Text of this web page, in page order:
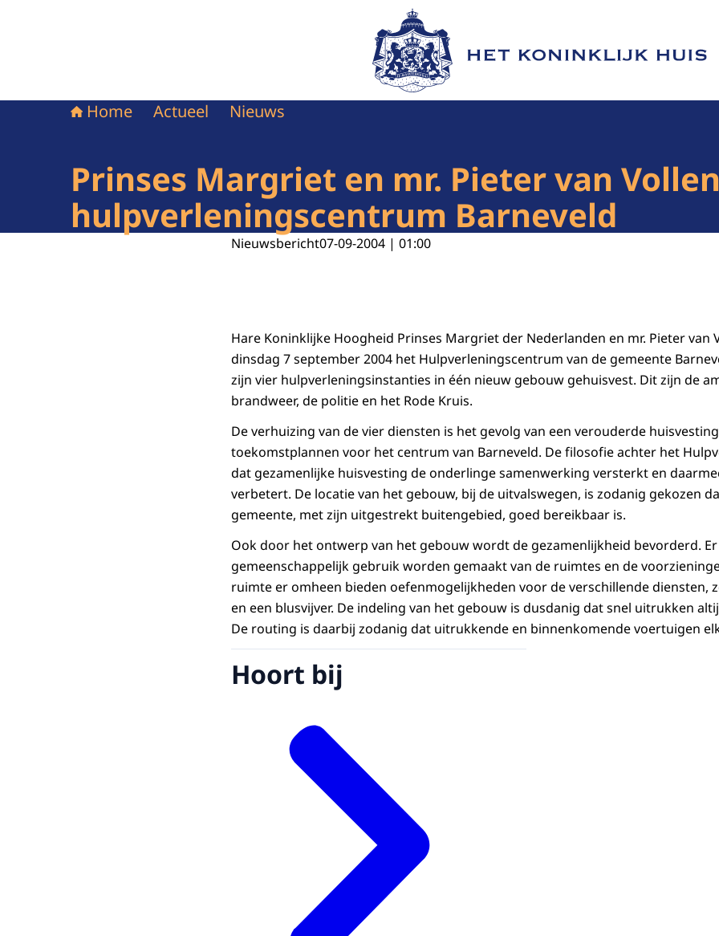
Naar de homepage van Het Koninklijk Huis
Home Actueel Nieuws
Prinses Margriet en mr. Pieter van
hulpverleningscentrum Barneveld
Nieuwsbericht07-09-2004 | 01:00
Hare Koninklijke Hoogheid Prinses Margriet der Nederlanden en mr. Pieter van
dinsdag 7 september 2004 het Hulpverleningscentrum van de gemeente
zijn vier hulpverleningsinstanties in één nieuw gebouw gehuisvest. Dit zijn de
brandweer, de politie en het Rode Kruis.
De verhuizing van de vier diensten is het gevolg van een verouderde
toekomstplannen voor het centrum van Barneveld. De filosofie achter het
dat gezamenlijke huisvesting de onderlinge samenwerking versterkt en
verbetert. De locatie van het gebouw, bij de uitvalswegen, is zodanig gekozen
gemeente, met zijn uitgestrekt buitengebied, goed bereikbaar is.
Ook door het ontwerp van het gebouw wordt de gezamenlijkheid bevorderd.
gemeenschappelijk gebruik worden gemaakt van de ruimtes en de
ruimte er omheen bieden oefenmogelijkheden voor de verschillende diensten,
en een blusvijver. De indeling van het gebouw is dusdanig dat snel uitrukken
De routing is daarbij zodanig dat uitrukkende en binnenkomende voertuigen
Hoort bij